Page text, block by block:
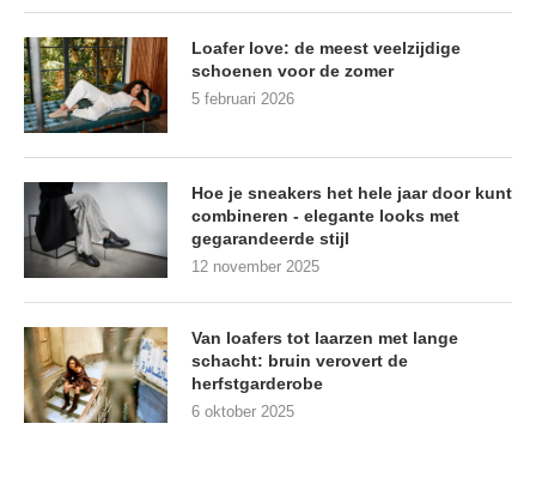
Loafer love: de meest veelzijdige
schoenen voor de zomer
5 februari 2026
Hoe je sneakers het hele jaar door kunt
combineren - elegante looks met
gegarandeerde stijl
12 november 2025
Van loafers tot laarzen met lange
schacht: bruin verovert de
herfstgarderobe
6 oktober 2025